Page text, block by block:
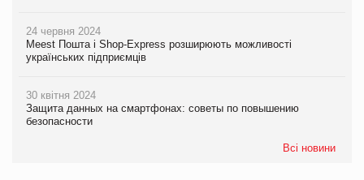
24 червня 2024
Meest Пошта і Shop-Express розширюють можливості
українських підприємців
30 квітня 2024
Защита данных на смартфонах: советы по повышению
безопасности
Всі новини